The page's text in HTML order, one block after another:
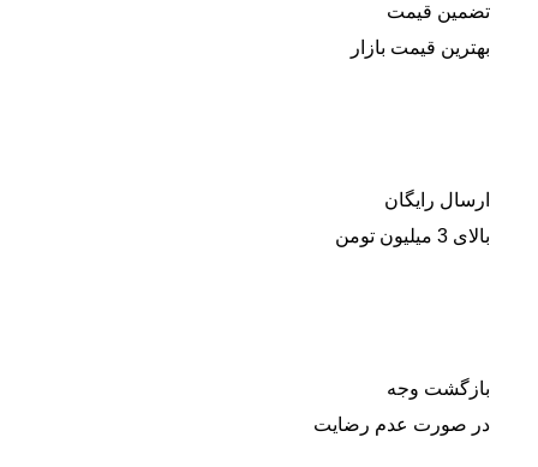
تضمین قیمت
بهترین قیمت بازار
ارسال رایگان
بالای 3 میلیون تومن
بازگشت وجه
در صورت عدم رضایت